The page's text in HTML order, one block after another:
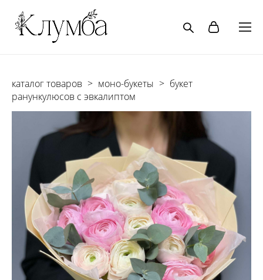
каталог товаров > моно-букеты > букет
ранункулюсов с эвкалиптом